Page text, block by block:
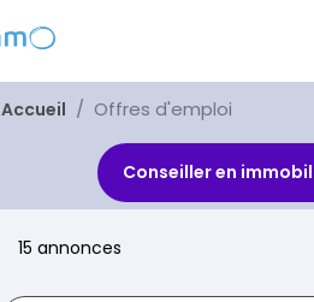
Accueil Offres d'emploi
Conseiller en
15 annonces